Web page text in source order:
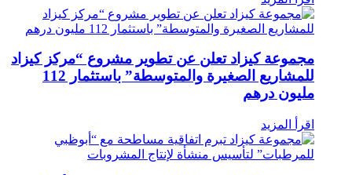
كيزاد تعلن عن تطوير مشروع “مركز كيزاد
للمشاريع الصغيرة والمتوسطة” ‏باستثمار 112
درهم
المزيد